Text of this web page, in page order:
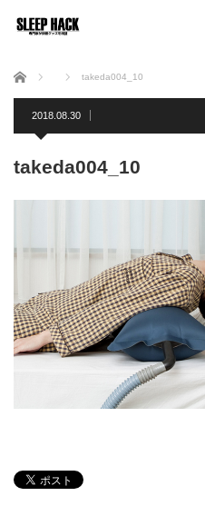
ホーム takeda004_10
2018.08.30
takeda004_10